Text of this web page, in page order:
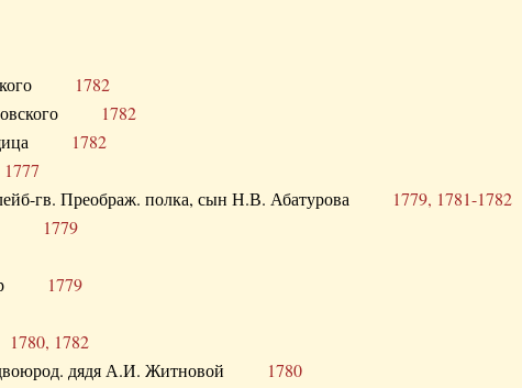
1782
1782
1782
1777
гв. Преображ. полка, сын Н.В. Абатурова 1779, 1781-1782
1779
1779
1780, 1782
двоюрод. дядя А.И. Житновой 1780